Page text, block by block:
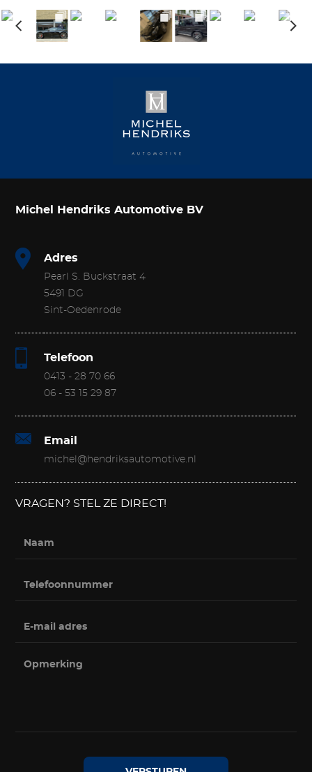
Michel Hendriks Automotive BV
Adres
Pearl S. Buckstraat 4
5491 DG
Sint-Oedenrode
Telefoon
0413 - 28 70 66
06 - 53 15 29 87
Email
michel@hendriksautomotive.nl
VRAGEN? STEL ZE DIRECT!